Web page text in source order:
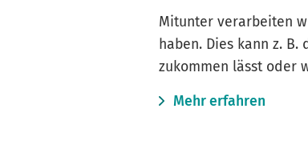
Mitunter verarbeiten
haben. Dies kann z.
zukommen lässt oder
Mehr erfahren